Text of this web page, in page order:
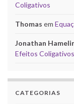
Coligativos
Thomas em
Jonathan
Efeitos Coligativos
CATEGORIAS